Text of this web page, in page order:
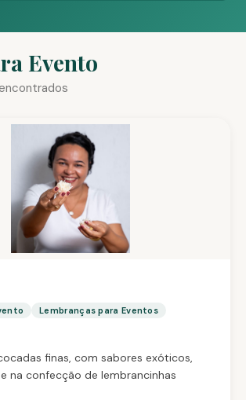
Evento
Lembranças para Eventos
na confecção de lembrancinhas